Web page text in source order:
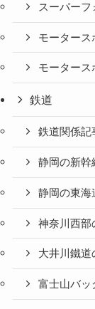
スーパー
モータース
モータース
鉄道
鉄道関係記
静岡の新幹
静岡の東海
神奈川西部
大井川鐵道
富士山バッ